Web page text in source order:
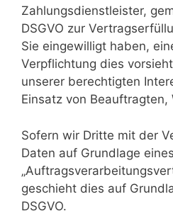
Zahlungsdienstleister,
DSGVO zur
Sie eingewilligt haben,
Verpflichtung dies
unserer berechtigten
Einsatz von Beauftragten,
Sofern wir Dritte mit der
Daten auf Grundlage
geschieht dies auf
DSGVO.